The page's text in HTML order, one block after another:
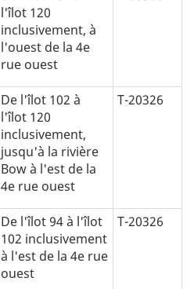
l'îlot 120
inclusivement, à
l'ouest de la 4e
rue ouest
De l'îlot 102 à
l'îlot 120
inclusivement,
jusqu'à la rivière
Bow à l'est de la
4e rue ouest
T-20326
De l'îlot 94 à l'îlot
102 inclusivement
à l'est de la 4e rue
ouest
T-20326